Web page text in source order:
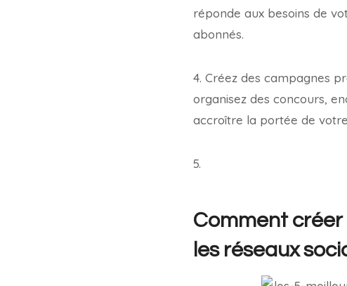
réponde aux besoins de
abonnés.
4. Créez des campagnes
organisez des concours,
accroître la portée de
5.
Comment
les réseaux